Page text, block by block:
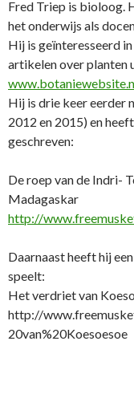
Fred Triep is bioloog.
het onderwijs als
Hij is geïnteresseerd
artikelen over planten
Hij is drie keer eerder
2012 en 2015) en
geschreven:
De roep van de Indri-
Madagaskar
http://
Daarnaast heeft hij
speelt:
Het verdriet van
http://
20van%20Koesoesoe